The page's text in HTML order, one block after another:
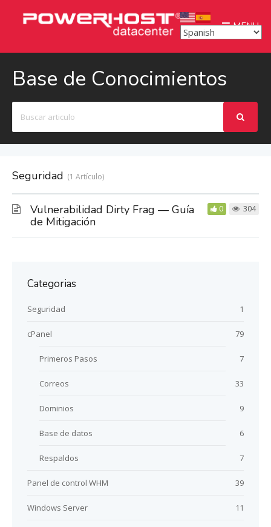
MENU
Base de Conocimientos
Seguridad 1 Artículo
Vulnerabilidad Dirty Frag — Guía
de Mitigación
0 304
Categorias
Seguridad 1
cPanel 79
Primeros Pasos 7
Correos 33
Dominios 9
Base de datos 6
Respaldos 7
Panel de control WHM 39
Windows Server 11